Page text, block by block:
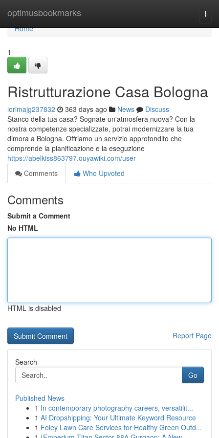
optimusbookmarks
Home
Home
1
Ristrutturazione Casa Bologna
lorimajg237832 363 days ago News
Discuss
Stanco della tua casa? Sognate un'atmosfera nuova? Con la
nostra competenze specializzate, potrai modernizzare la tua
dimora a Bologna. Offriamo un servizio approfondito che
comprende la pianificazione e la eseguzione
https://abelkiss863797.ouyawiki.com/user
Comments
Who Upvoted
Comments
Submit a Comment
No HTML
HTML is disabled
Report Page
Search
Go
Published News
1 In contemporary photography careers, versatilit...
1 AI Dropshipping: Your Ultimate Keyword Resource
1 Foley Lawn Care Services for Healthy Green Outd...